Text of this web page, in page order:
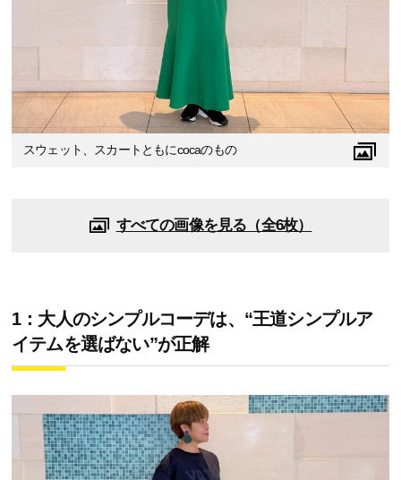
スウェット、スカートともにcocaのもの
すべての画像を見る（全6枚）
1：大人のシンプルコーデは、“王道シンプルア
イテムを選ばない”が正解